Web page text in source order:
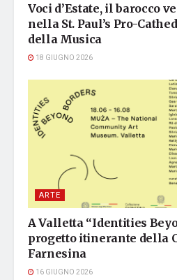
Voci d’Estate, il barocco
nella St. Paul’s Pro-
della Musica
18 GIUGNO 2026
ARTE
A Valletta “Identities
progetto itinerante della
Farnesina
16 GIUGNO 2026